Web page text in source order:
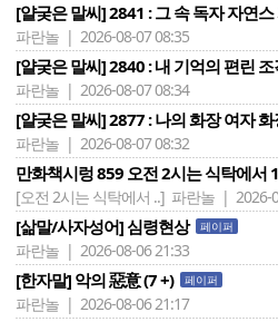
[얄궂은 말씨] 2841 : 그 속 독자 자연
파란놀 | 2026-08-07 08:35
[얄궂은 말씨] 2840 : 내 기억의 편린
파란놀 | 2026-08-07 08:34
[얄궂은 말씨] 2877 : 나의 화장 여자
파란놀 | 2026-08-07 08:32
만화책시렁 859 오전 2시는 식탁에서 1
[오전 2시는 식탁에서 ..] 파란놀 | 2026-
[삶말/사자성어] 심령현상 페이퍼
파란놀 | 2026-08-06 21:33
[한자말] 악의 惡意 (7 +) 페이퍼
파란놀 | 2026-08-06 21:17